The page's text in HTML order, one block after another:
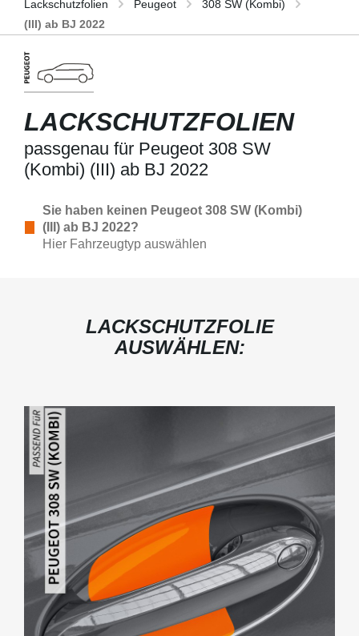
Lackschutzfolien Peugeot
308 SW (Kombi)
(III) ab BJ 2022
LACKSCHUTZFOLIEN
passgenau für Peugeot 308 SW
(Kombi) (III) ab BJ 2022
Sie haben keinen Peugeot 308 SW (Kombi)
(III) ab BJ 2022?
Hier Fahrzeugtyp auswählen
LACKSCHUTZFOLIE
AUSWÄHLEN: